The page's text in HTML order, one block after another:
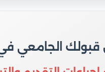
قبولك الجامعي